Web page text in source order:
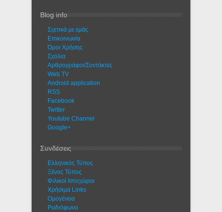
Blog info
Σχετικά με εμάς
Eπικοινωνία
Όροι Χρήσης
Σχόλια
Αρθρογράφοι/Συντάκτες
Web TV
Android application
RSS
Facebook
Twitter
Youtube Channel
Google+
Συνδέσεις
Ελληνικός Τύπος
Ξένος Τύπος
Φιλικοί Ιστοχώροι
Χρήσιμα Links
Ομογένεια
Ραδιόφωνο